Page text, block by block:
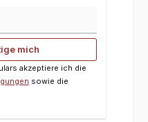
mich
akzeptiere ich die
sowie die